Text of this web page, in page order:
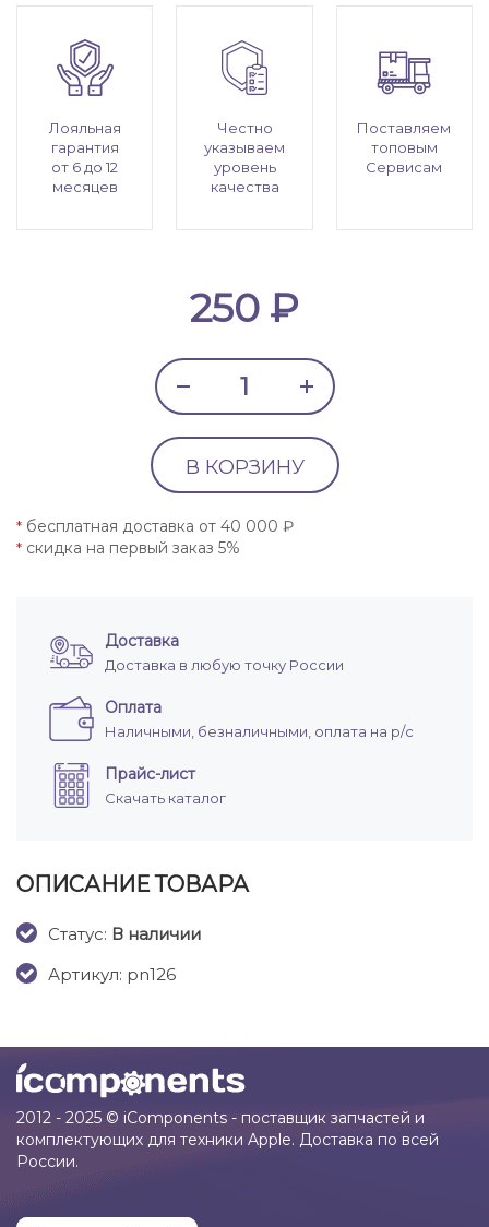
Лояльная
гарантия
от 6 до 12
месяцев
Честно
указываем
уровень
качества
Поставляем
топовым
Сервисам
250 ₽
В КОРЗИНУ
* бесплатная доставка от 40 000 ₽
* скидка на первый заказ 5%
Доставка
Доставка в любую точку России
Оплата
Наличными, безналичными, оплата на р/с
Прайс-лист
Скачать каталог
ОПИСАНИЕ ТОВАРА
Cтатус: В наличии
Артикул: pn126
2012 - 2025 © iComponents - поставщик запчастей и
комплектующих для техники Apple. Доставка по всей
России.